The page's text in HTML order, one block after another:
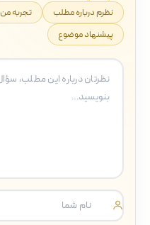
نظرم درباره مطلب
تجربه من
پیشنهاد موضوع